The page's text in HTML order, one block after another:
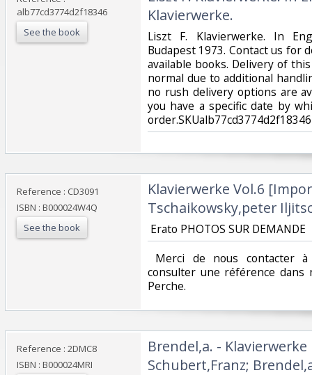
alb77cd3774d2f18346
See the book
Klavierwerke.‎
‎Liszt F. Klavierwerke. In
Budapest 1973. Contact us for
available books. Delivery of
normal due to additional
no rush delivery options are
you have a specific date by
order.SKUalb77cd3774d2f18346‎
Reference : CD3091
ISBN : B000024W4Q
See the book
‎Klavierwerke Vol.6
Tschaikowsky,peter
‎ Erato PHOTOS SUR DEMANDE ‎
Merci de nous contacter
consulter une référence dans
Perche.‎
Reference : 2DMC8
ISBN : B000024MRI
‎Brendel,a. -
Schubert,Franz;